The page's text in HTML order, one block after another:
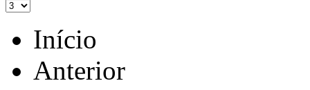
Início
Anterior